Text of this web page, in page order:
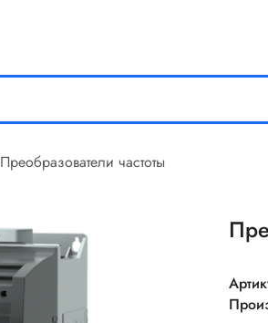
Преобразователи частоты